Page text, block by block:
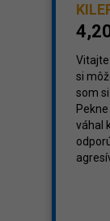
Vitajte
si
som
váhal